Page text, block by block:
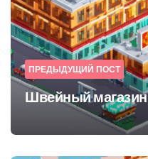
ПРЕДЫДУЩИЙ ПОСТ
Швейный магазин